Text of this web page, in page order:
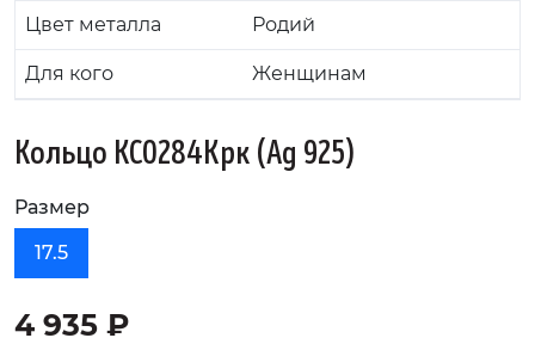
Цвет металла Родий
Для кого Женщинам
Кольцо KC0284Крк (Ag 925)
Размер
17.5
4 935 ₽